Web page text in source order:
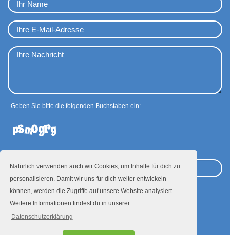
Natürlich verwenden auch wir Cookies, um Inhalte für dich zu
personalisieren. Damit wir uns für dich weiter entwickeln
können, werden die Zugriffe auf unsere Website analysiert.
Weitere Informationen findest du in unserer
Datenschutzerklärung
Geben Sie bitte die folgenden Buchstaben ein:
Absenden